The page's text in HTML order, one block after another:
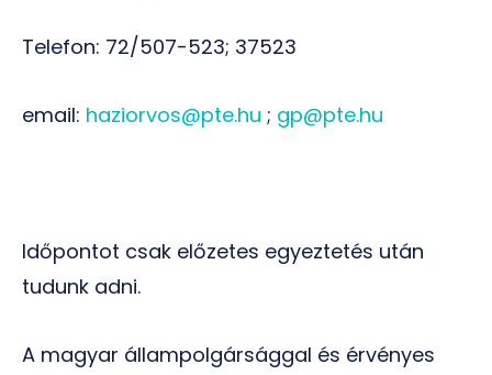
Telefon: 72/507-523; 37523
email: haziorvos@pte.hu ; gp@pte.hu
Időpontot csak előzetes egyeztetés után
tudunk adni.
A magyar állampolgársággal és érvényes